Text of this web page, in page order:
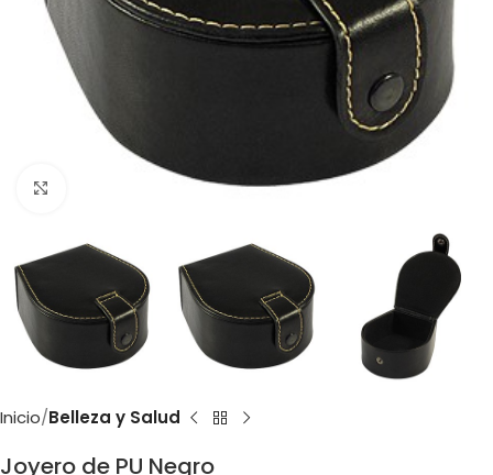
Clic para ampliar
Inicio Belleza y Salud
Joyero de PU Negro